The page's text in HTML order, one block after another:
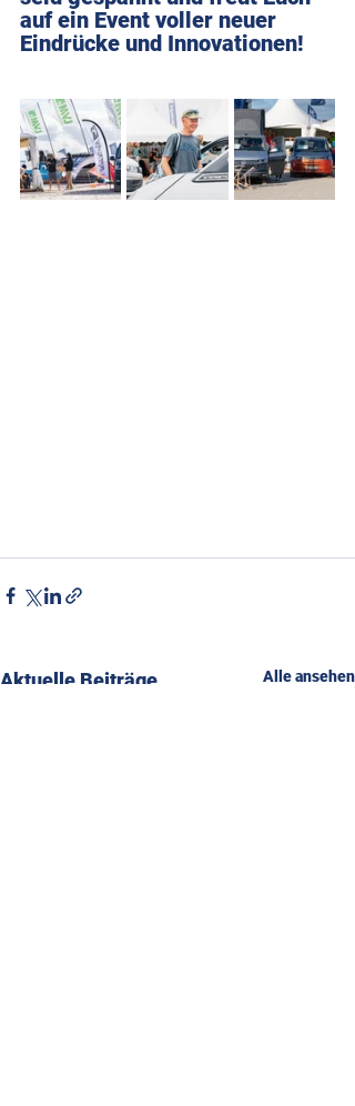
auf ein Event voller neuer
Eindrücke und Innovationen!
Aktuelle Beiträge Alle ansehen